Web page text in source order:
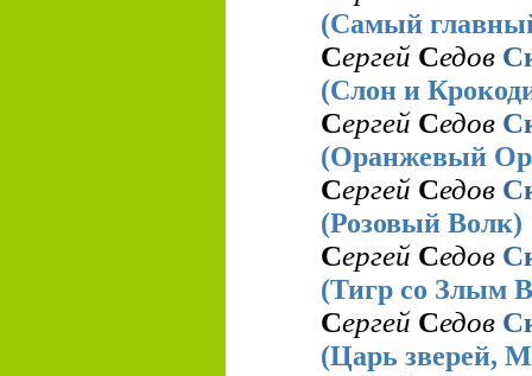
(Самый
Сергей Седов
(Слон и
Сергей Седов
(Оранжевый
Сергей Седов
(Розовый Волк)
Сергей Седов
(Тигр со Злым
Сергей Седов
(Царь зверей,